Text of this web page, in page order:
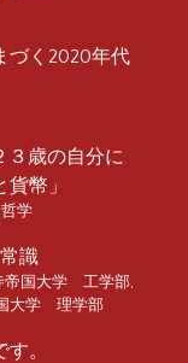
づく2020年代
歳の自分に
幣」
学
識
帝国大学 工学部
大学 理学部
。